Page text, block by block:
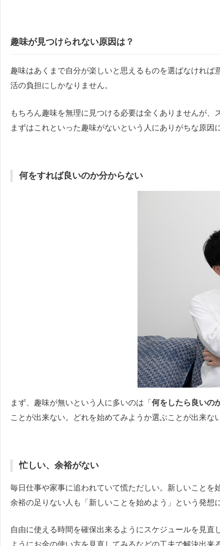
趣味が見つけられない原因は？
趣味はあくまで自分が楽しいと思えるものを選ばなけれ
活の負担にしかなりません。
もちろん趣味を無理に見つける必要は全くありませんが
まずはこれといった趣味がないという人にありがちな原因
何をすれば良いのか分からない
まず、趣味が無いという人に多いのは「 何をしたら良いの
ことが出来ない。どれを始めてみようか選ぶことが出来
忙しい、余裕がない
毎日仕事や家事に追われていて慌ただしい。新しいこと
余裕の足りない人も「新しいことを始めよう」という発
自由に使える時間を確保出来るようにスケジュールを見